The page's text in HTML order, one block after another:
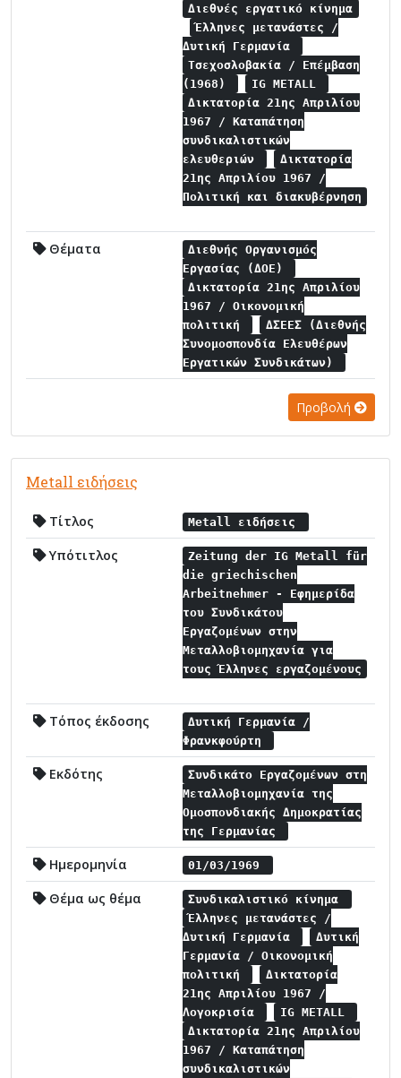
Διεθνές εργατικό κίνημα
Έλληνες μετανάστες /
Δυτική Γερμανία
Τσεχοσλοβακία / Επέμβαση
(1968)
IG METALL
Δικτατορία 21ης Απριλίου
1967 / Καταπάτηση
συνδικαλιστικών
ελευθεριών
Δικτατορία
21ης Απριλίου 1967 /
Πολιτική και διακυβέρνηση
Θέματα
Διεθνής Οργανισμός
Εργασίας (ΔΟΕ)
Δικτατορία 21ης Απριλίου
1967 / Οικονομική
πολιτική
ΔΣΕΕΣ (Διεθνής
Συνομοσπονδία Ελευθέρων
Εργατικών Συνδικάτων)
Προβολή
Metall ειδήσεις
Τίτλος Metall ειδήσεις
Υπότιτλος
Zeitung der IG Metall für
die griechischen
Arbeitnehmer - Εφημερίδα
του Συνδικάτου
Εργαζομένων στην
Μεταλλοβιομηχανία για
τους Έλληνες εργαζομένους
Τόπος έκδοσης
Δυτική Γερμανία /
Φρανκφούρτη
Εκδότης
Συνδικάτο Εργαζομένων στη
Μεταλλοβιομηχανία της
Ομοσπονδιακής Δημοκρατίας
της Γερμανίας
Ημερομηνία 01/03/1969
Θέμα ως θέμα
Συνδικαλιστικό κίνημα
Έλληνες μετανάστες /
Δυτική Γερμανία
Δυτική
Γερμανία / Οικονομική
πολιτική
Δικτατορία
21ης Απριλίου 1967 /
Λογοκρισία
IG METALL
Δικτατορία 21ης Απριλίου
1967 / Καταπάτηση
συνδικαλιστικών